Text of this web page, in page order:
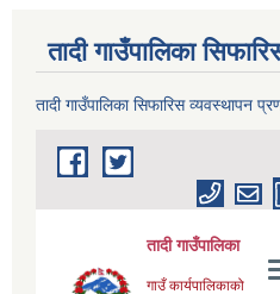
तादी गाउँपालिका
तादी गाउँपालिका सिफारिस व्यवस्थापन